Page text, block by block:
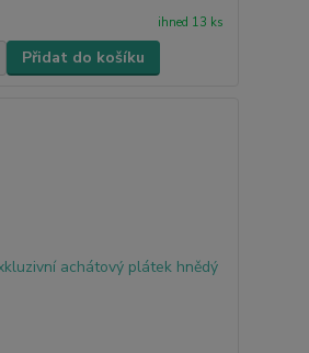
ihned 13 ks
Přidat do košíku